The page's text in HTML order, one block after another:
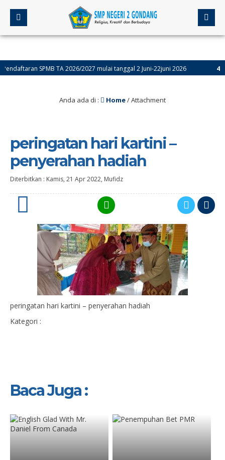
SPMB TA 2026/2027 mulai tanggal 2 Juni-22juni 2026 4
Anda ada di : Home/ Attachment
peringatan hari kartini –
penyerahan hadiah
Diterbitkan : Kamis, 21 Apr 2022, Mufidz
peringatan hari kartini – penyerahan hadiah
Kategori :
Baca Juga :